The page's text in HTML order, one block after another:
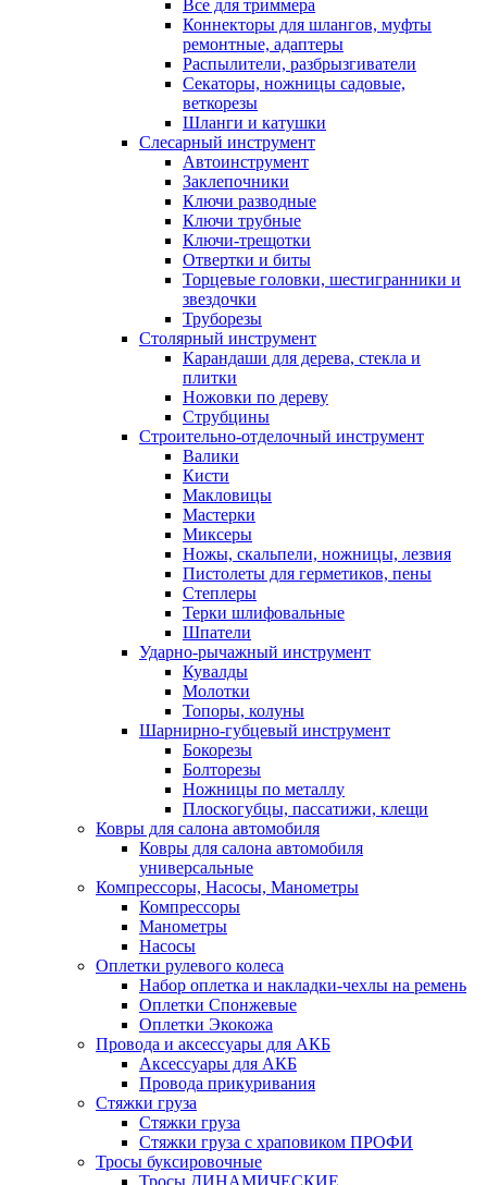
Все для триммера
Коннекторы для шлангов, муфты
ремонтные, адаптеры
Распылители, разбрызгиватели
Секаторы, ножницы садовые,
веткорезы
Шланги и катушки
Слесарный инструмент
Автоинструмент
Заклепочники
Ключи разводные
Ключи трубные
Ключи-трещотки
Отвертки и биты
Торцевые головки, шестигранники и
звездочки
Труборезы
Столярный инструмент
Карандаши для дерева, стекла и
плитки
Ножовки по дереву
Струбцины
Строительно-отделочный инструмент
Валики
Кисти
Макловицы
Мастерки
Миксеры
Ножы, скальпели, ножницы, лезвия
Пистолеты для герметиков, пены
Степлеры
Терки шлифовальные
Шпатели
Ударно-рычажный инструмент
Кувалды
Молотки
Топоры, колуны
Шарнирно-губцевый инструмент
Бокорезы
Болторезы
Ножницы по металлу
Плоскогубцы, пассатижи, клещи
Ковры для салона автомобиля
Ковры для салона автомобиля
универсальные
Компрессоры, Насосы, Манометры
Компрессоры
Манометры
Насосы
Оплетки рулевого колеса
Набор оплетка и накладки-чехлы на ремень
Оплетки Спонжевые
Оплетки Экокожа
Провода и аксессуары для АКБ
Аксессуары для АКБ
Провода прикуривания
Стяжки груза
Стяжки груза
Стяжки груза с храповиком ПРОФИ
Тросы буксировочные
Тросы ДИНАМИЧЕСКИЕ